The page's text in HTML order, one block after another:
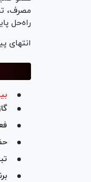
مصرف،
راه‌حل
انتهای
گازرسانی
فعالیت ۷۰۰